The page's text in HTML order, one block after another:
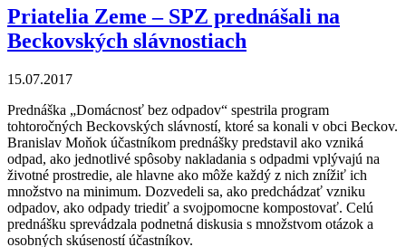
Priatelia Zeme – SPZ prednášali na
Beckovských slávnostiach
15.07.2017
Prednáška „Domácnosť bez odpadov“ spestrila program
tohtoročných Beckovských slávností, ktoré sa konali v obci Beckov.
Branislav Moňok účastníkom prednášky predstavil ako vzniká
odpad, ako jednotlivé spôsoby nakladania s odpadmi vplývajú na
životné prostredie, ale hlavne ako môže každý z nich znížiť ich
množstvo na minimum. Dozvedeli sa, ako predchádzať vzniku
odpadov, ako odpady triediť a svojpomocne kompostovať. Celú
prednášku sprevádzala podnetná diskusia s množstvom otázok a
osobných skúseností účastníkov.